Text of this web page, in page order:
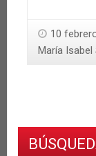
10
María Isabel